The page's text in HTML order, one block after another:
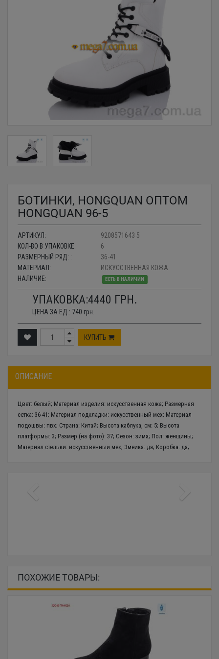
БОТИНКИ, HONGQUAN ОПТОМ
HONGQUAN 96-5
АРТИКУЛ:
9208571643 5
КОЛ-ВО В УПАКОВКЕ:
6
РАЗМЕРНЫЙ РЯД: :
36-41
МАТЕРИАЛ:
ИСКУССТВЕННАЯ КОЖА
НАЛИЧИЕ:
ЕСТЬ В НАЛИЧИИ
УПАКОВКА:4440 ГРН.
ЦЕНА ЗА ЕД.: 740 грн.
КУПИТЬ
ОПИСАНИЕ
Цвет: белый; Материал изделия: искусственная кожа; Размерная
сетка: 36-41; Материал подкладки: искусственный мех; Материал
подошвы: пвх; Страна: Китай; Высота каблука, см: 5; Высота
платформы: 3; Размер (на фото): 37; Сезон: зима; Пол: женщины;
Материал стельки: искусственный мех; Змейка: да; Коробка: да;
ПОХОЖИЕ ТОВАРЫ: